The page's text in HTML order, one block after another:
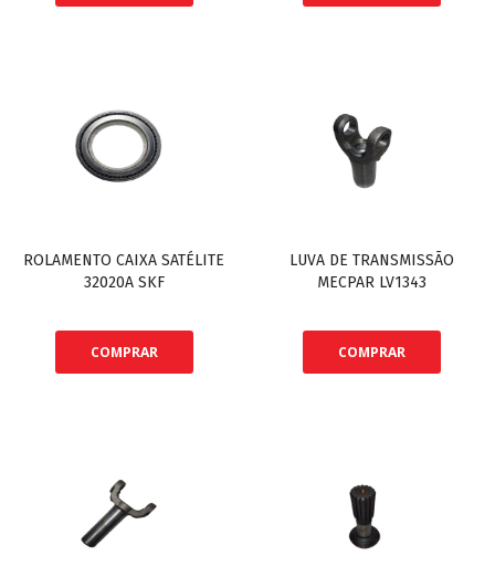
ROLAMENTO CAIXA SATÉLITE
32020A SKF
COMPRAR
LUVA DE TRANSMISSÃO
MECPAR LV1343
COMPRAR